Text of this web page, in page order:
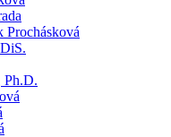
Ph.D.